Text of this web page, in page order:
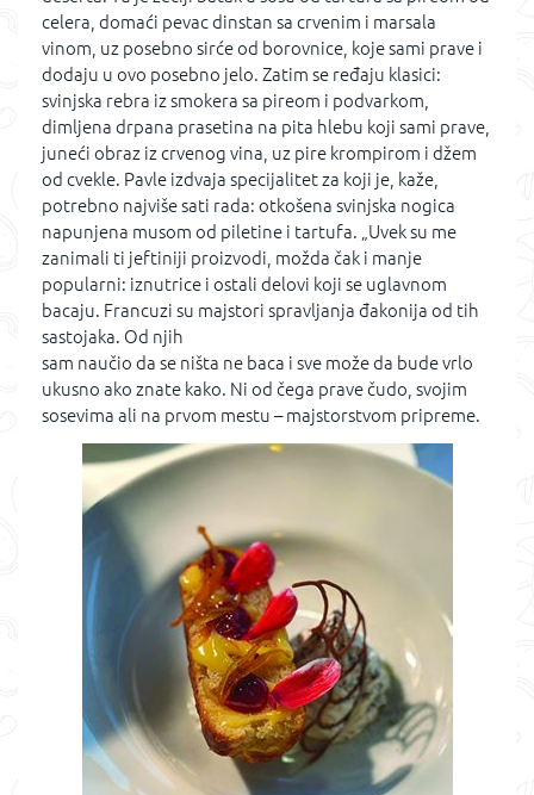
celera, domaći pevac dinstan sa crvenim i marsala
vinom, uz posebno sirće od borovnice, koje sami prave i
dodaju u ovo posebno jelo. Zatim se ređaju klasici:
svinjska rebra iz smokera sa pireom i podvarkom,
dimljena drpana prasetina na pita hlebu koji sami prave,
juneći obraz iz crvenog vina, uz pire krompirom i džem
od cvekle. Pavle izdvaja specijalitet za koji je, kaže,
potrebno najviše sati rada: otkošena svinjska nogica
napunjena musom od piletine i tartufa. „Uvek su me
zanimali ti jeftiniji proizvodi, možda čak i manje
popularni: iznutrice i ostali delovi koji se uglavnom
bacaju. Francuzi su majstori spravljanja đakonija od tih
sastojaka. Od njih
sam naučio da se ništa ne baca i sve može da bude vrlo
ukusno ako znate kako. Ni od čega prave čudo, svojim
sosevima ali na prvom mestu – majstorstvom pripreme.